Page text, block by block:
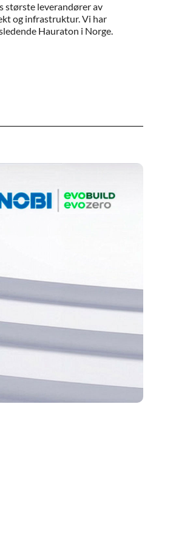
største leverandører av
og infrastruktur. Vi har
Hauraton i Norge.